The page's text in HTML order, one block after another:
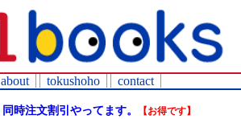
about tokushoho contact
同時注文割引やってます。 【お得です】